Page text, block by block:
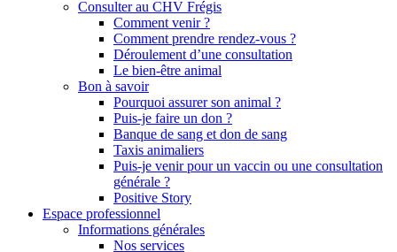
Consulter au CHV Frégis
Comment venir ?
Comment prendre rendez-vous ?
Déroulement d’une consultation
Le bien-être animal
Bon à savoir
Pourquoi assurer son animal ?
Puis-je faire un don ?
Banque de sang et don de sang
Taxis animaliers
Puis-je venir pour un vaccin ou une consultation
générale ?
Positive Story
Espace professionnel
Informations générales
Nos services